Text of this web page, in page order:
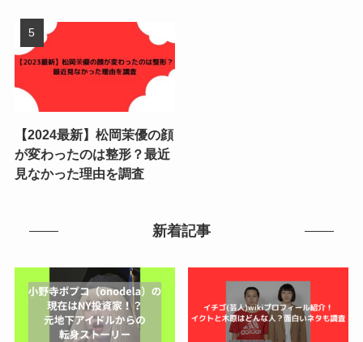
【2024最新】松岡茉優の顔
が変わったのは整形？最近
見なかった理由を調査
新着記事